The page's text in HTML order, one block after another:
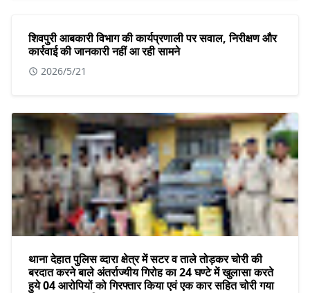
शिवपुरी आबकारी विभाग की कार्यप्रणाली पर सवाल, निरीक्षण और
कार्रवाई की जानकारी नहीं आ रही सामने
2026/5/21
थाना देहात पुलिस व्दारा क्षेत्र में सटर व ताले तोड़कर चोरी की
बरदात करने बाले अंतर्राज्यीय गिरोह का 24 घण्टे में खुलासा करते
हुये 04 आरोपियों को गिरफ्तार किया एवं एक कार सहित चोरी गया